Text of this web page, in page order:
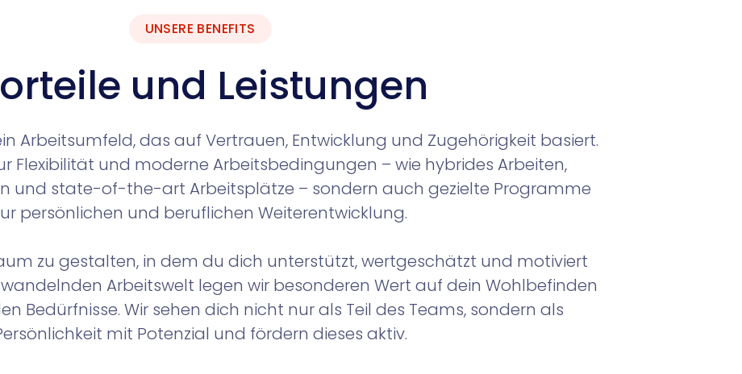
UNSERE BENEFITS
und Leistungen
Arbeitsumfeld, das auf Vertrauen, Entwicklung und Zugehörigkeit basiert.
Flexibilität und moderne Arbeitsbedingungen – wie hybrides Arbeiten,
und state-of-the-art Arbeitsplätze – sondern auch gezielte Programme
persönlichen und beruflichen Weiterentwicklung.
zu gestalten, in dem du dich unterstützt, wertgeschätzt und motiviert
Arbeitswelt legen wir besonderen Wert auf dein Wohlbefinden
Bedürfnisse. Wir sehen dich nicht nur als Teil des Teams, sondern als
mit Potenzial und fördern dieses aktiv.